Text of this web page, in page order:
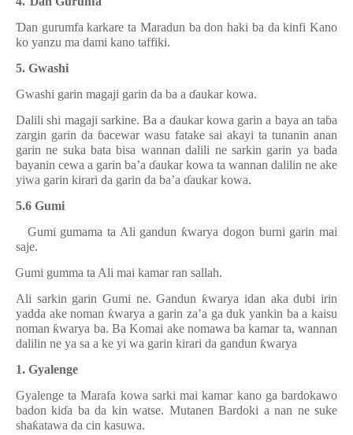
Ɗan gurumfa karkare ta Maradun ba don haki ba da kinfi Kano
ko yanzu ma dami kano taffiki.
5. Gwashi
Gwashi garin magaji garin da ba a ɗaukar kowa.
Dalili shi magaji sarkine. Ba a ɗaukar kowa garin a baya an taɓa
zargin garin da ɓacewar wasu fatake sai akayi ta tunanin anan
garin ne suka bata bisa wannan dalili ne sarkin garin ya bada
bayanin cewa a garin ba’a ɗaukar kowa ta wannan dalilin ne ake
yiwa garin kirari da garin da ba’a ɗaukar kowa.
5.6 Gumi
Gumi gumama ta Ali gandun ƙwarya dogon burni garin mai
saje.
Gumi gumma ta Ali mai kamar ran sallah.
Ali sarkin garin Gumi ne. Gandun ƙwarya idan aka dubi irin
yadda ake noman ƙwarya a garin za’a ga duk yankin ba a kaisu
noman ƙwarya ba. Ba Komai ake nomawa ba kamar ta, wannan
dalilin ne ya sa a ke yi wa garin kirari da gandun ƙwarya
1. Gyalenge
Gyalenge ta Marafa kowa sarki mai kamar kano ga bardokawo
badon kiɗa ba da kin watse. Mutanen Bardoki a nan ne suke
shaƙatawa da cin kasuwa.